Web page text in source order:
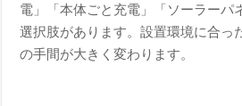
電」「本体ごと充電」「ソーラーパ
選択肢があります。設置環境に合っ
の手間が大きく変わります。